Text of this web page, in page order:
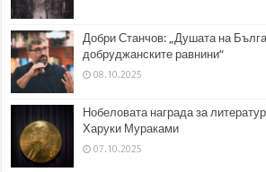
Добри Станчов: „Душата на
добруджанските равнини“
08.10.2025
Нобеловата награда за
Харуки Мураками
07.10.2025